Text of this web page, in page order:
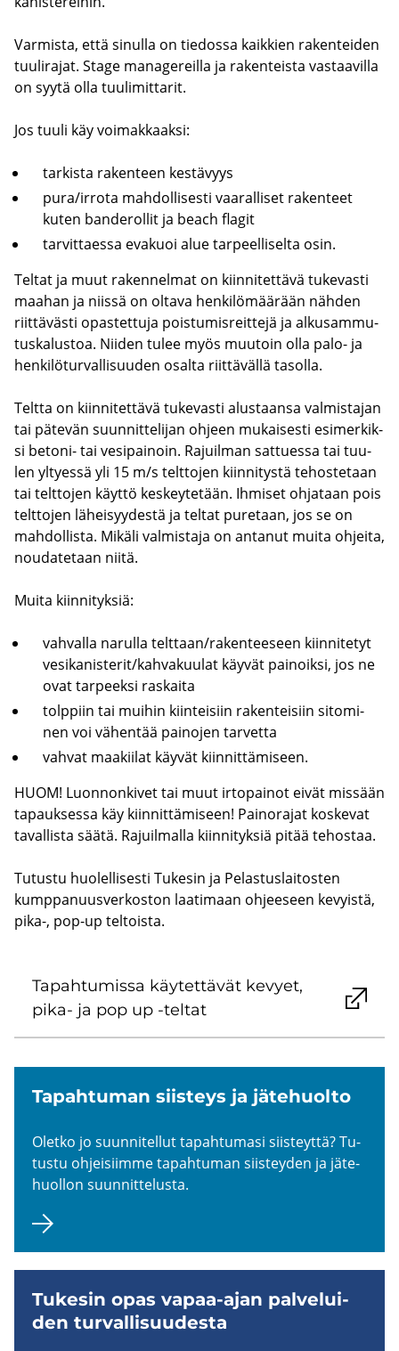
Var­mis­ta, että si­nul­la on tie­dos­sa kaik­kien ra­ken­tei­den
tuu­li­ra­jat. Stage ma­na­ge­reil­la ja ra­ken­teis­ta vas­taa­vil­la
on syytä olla tuu­li­mit­ta­rit.
Jos tuuli käy voi­mak­kaak­si:
tar­kis­ta ra­ken­teen kes­tä­vyys
pura/ir­ro­ta mah­dol­li­ses­ti vaa­ral­li­set ra­ken­teet
kuten ban­de­rol­lit ja beach fla­git
tar­vit­taes­sa eva­kuoi alue tar­peel­li­sel­ta osin.
Tel­tat ja muut ra­ken­nel­mat on kiin­ni­tet­tä­vä tu­ke­vas­ti
maa­han ja niis­sä on ol­ta­va hen­ki­lö­mää­rään näh­den
riit­tä­väs­ti opas­tet­tu­ja pois­tu­mis­reit­te­jä ja al­kusam­mu­
tus­ka­lus­toa. Nii­den tulee myös muu­toin olla palo- ja
hen­ki­lö­tur­val­li­suu­den osal­ta riit­tä­väl­lä ta­sol­la.
Telt­ta on kiin­ni­tet­tä­vä tu­ke­vas­ti alus­taan­sa val­mis­ta­jan
tai pä­te­vän suun­nit­te­li­jan oh­jeen mu­kai­ses­ti esi­mer­kik­
si betoni-​ tai ve­si­pai­noin. Ra­juil­man sat­tues­sa tai tuu­
len yl­tyes­sä yli 15 m/s telt­to­jen kiin­ni­tys­tä te­hos­te­taan
tai telt­to­jen käyt­tö kes­key­te­tään. Ih­mi­set oh­ja­taan pois
telt­to­jen lä­hei­syy­des­tä ja tel­tat pu­re­taan, jos se on
mah­dol­lis­ta. Mi­kä­li val­mis­ta­ja on an­ta­nut muita oh­jei­ta,
nou­da­te­taan niitä.
Muita kiin­ni­tyk­siä:
vah­val­la na­rul­la telt­taan/ra­ken­tee­seen kiin­ni­te­tyt
ve­si­ka­nis­te­rit/kah­va­kuu­lat käy­vät pai­noik­si, jos ne
ovat tar­peek­si ras­kai­ta
tolp­piin tai mui­hin kiin­tei­siin ra­ken­tei­siin si­to­mi­
nen voi vä­hen­tää pai­no­jen tar­vet­ta
vah­vat maa­kii­lat käy­vät kiin­nit­tä­mi­seen.
HUOM! Luon­non­ki­vet tai muut ir­to­pai­not eivät mis­sään
ta­pauk­ses­sa käy kiin­nit­tä­mi­seen! Pai­no­ra­jat kos­ke­vat
ta­val­lis­ta säätä. Ra­juil­mal­la kiin­ni­tyk­siä pitää te­hos­taa.
Tu­tus­tu huo­lel­li­ses­ti Tu­ke­sin ja Pe­las­tus­lai­tos­ten
kump­pa­nuus­ver­kos­ton laa­ti­maan oh­jee­seen ke­vyis­tä,
pika-, pop-​up tel­tois­ta.
Ta­pah­tu­mis­sa käy­tet­tä­vät ke­vyet,
pika- ja pop up -​teltat
Ta­pah­tu­man siis­teys ja jä­te­huol­to
Olet­ko jo suun­ni­tel­lut ta­pah­tu­ma­si siis­teyt­tä? Tu­
tus­tu oh­jei­siim­me ta­pah­tu­man siis­tey­den ja jä­te­
huol­lon suun­nit­te­lus­ta.
Tu­ke­sin opas vapaa-​ajan pal­ve­lui­
den tur­val­li­suu­des­ta